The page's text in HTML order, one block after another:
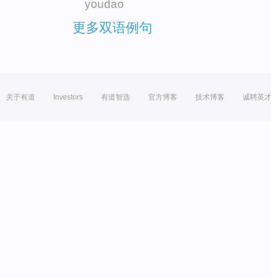
youdao
更多双语例句
关于有道 Investors 有道智选 官方博客 技术博客 诚聘英才